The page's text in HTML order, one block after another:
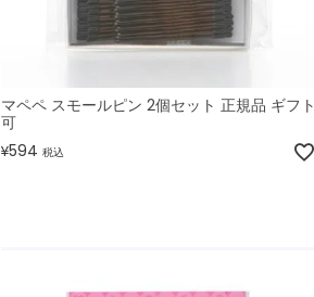
マペペ スモールピン 2個セット 正規品 ギフト
可
¥594 税込